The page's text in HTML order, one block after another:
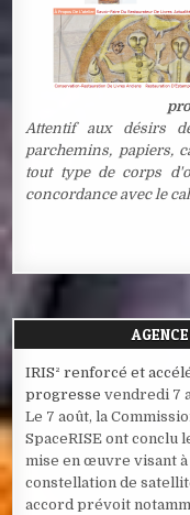
Attentif aux désirs
parchemins, papiers,
tout type de corps
concordance avec le
IRIS² renforcé et
progresse vendredi 7
Le 7 août, la
SpaceRISE ont conclu
mise en œuvre visant
constellation de
accord prévoit